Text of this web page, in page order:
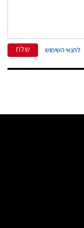
לתנאי השימוש שלח